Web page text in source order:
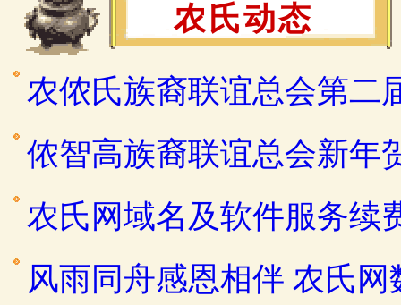
农氏动态
农侬氏族裔联谊总会第二
侬智高族裔联谊总会新年
农氏网域名及软件服务续
风雨同舟感恩相伴 农氏